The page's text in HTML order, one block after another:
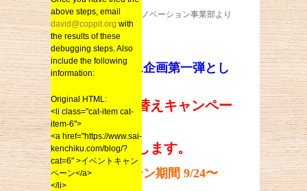
ＳＡＩ建築社 リノベーション事業部より
リフォーム企画第一弾とし
屋根塗り替えキャンペー
実施いたします。
キャンペーン期間 9/24〜
above steps, email
david@coppit.org with
the results of these
debugging steps. Also
include the following
information:
Original HTML:
<li class="cat-item cat-
item-6">
<a href="https://www.sai-
kenchiku.com/blog/?
cat=6" >イベントキャン
ペーン</a>
</li>